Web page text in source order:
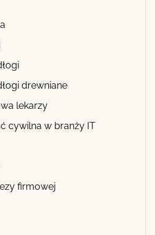
drewniane
lekarzy
cywilna w branży IT
firmowej